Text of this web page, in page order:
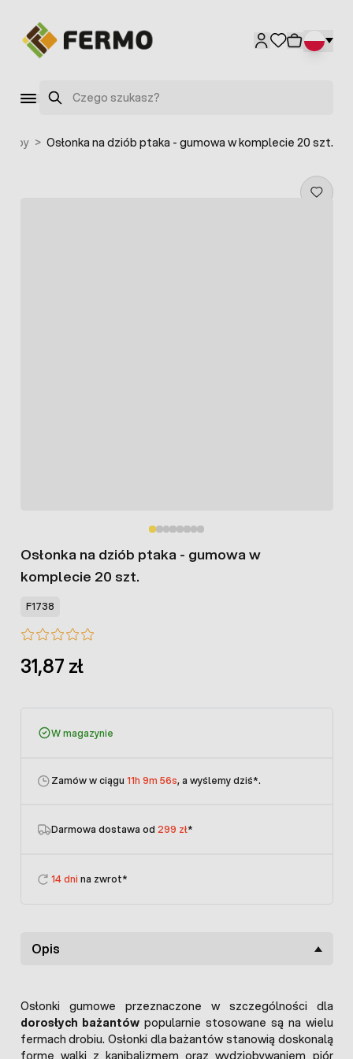
Szukaj
> Osłonka na dziób ptaka - gumowa w komplecie 20 szt.
Osłonka na dziób ptaka - gumowa w
komplecie 20 szt.
F1738
31,87 zł
W magazynie
Zamów w ciągu 11h 9m 56s, a wyślemy dziś*.
Darmowa dostawa od 299 zł*
14 dni na zwrot*
Opis
Osłonki gumowe przeznaczone w szczególności dla
dorosłych bażantów popularnie stosowane są na wielu
fermach drobiu. Osłonki dla bażantów stanowią doskonalą